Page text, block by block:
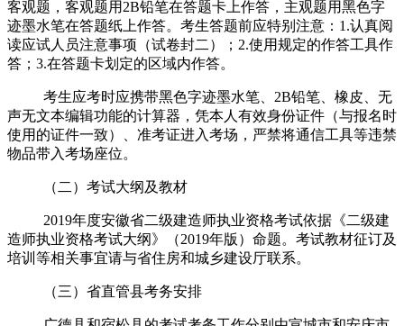
客观题，客观题用 2B铅笔在答题卡上作答，主观题用黑色字
迹墨水笔在答题纸上作答。考生答题前应特别注意： 1.认真阅
读应试人员注意事项（试卷封二）； 2.使用规定的作答工具作
答； 3.在答题卡划定的区域内作答。
考生应考时应携带黑色字迹墨水笔、 2B铅笔、橡皮、无
声无文本编辑功能的计算器，凭本人有效身份证件（与报名时
使用的证件一致）、准考证进入考场，严禁将通信工具等违禁
物品带入考场座位。
（二）考试大纲及教材
2019年度安徽省二级建造师执业资格考试依据《二级建
造师执业资格考试大纲》（2019年版）命题。考试教材征订及
培训等相关事宜请与省住房和城乡建设厅联系。
（三）省直管县考务安排